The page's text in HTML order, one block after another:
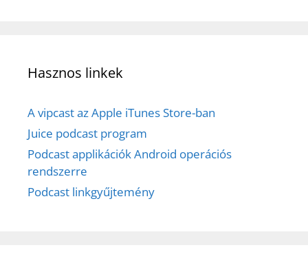
Hasznos linkek
A vipcast az Apple iTunes Store-ban
Juice podcast program
Podcast applikációk Android operációs
rendszerre
Podcast linkgyűjtemény